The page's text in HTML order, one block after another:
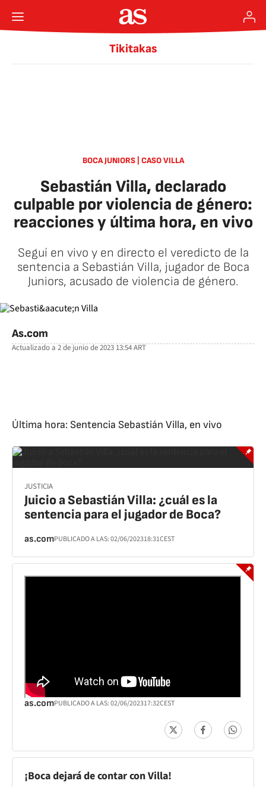
Tikitakas
BOCA JUNIORS | CASO VILLA
Sebastián Villa, declarado
culpable por violencia de género:
reacciones y última hora, en vivo
Seguí en vivo y en directo el veredicto de la
sentencia a Sebastián Villa, jugador de Boca
Juniors, acusado de violencia de género.
As.com
Actualizado a2 de junio de 2023 13:54ART
Última hora: Sentencia Sebastián Villa, en vivo
JUSTICIA
Juicio a Sebastián Villa: ¿cuál es la
sentencia para el jugador de Boca?
as.comPUBLICADO A LAS:02/06/202318:31CEST
as.comPUBLICADO A LAS:02/06/202317:32CEST
¡Boca dejará de contar con Villa!